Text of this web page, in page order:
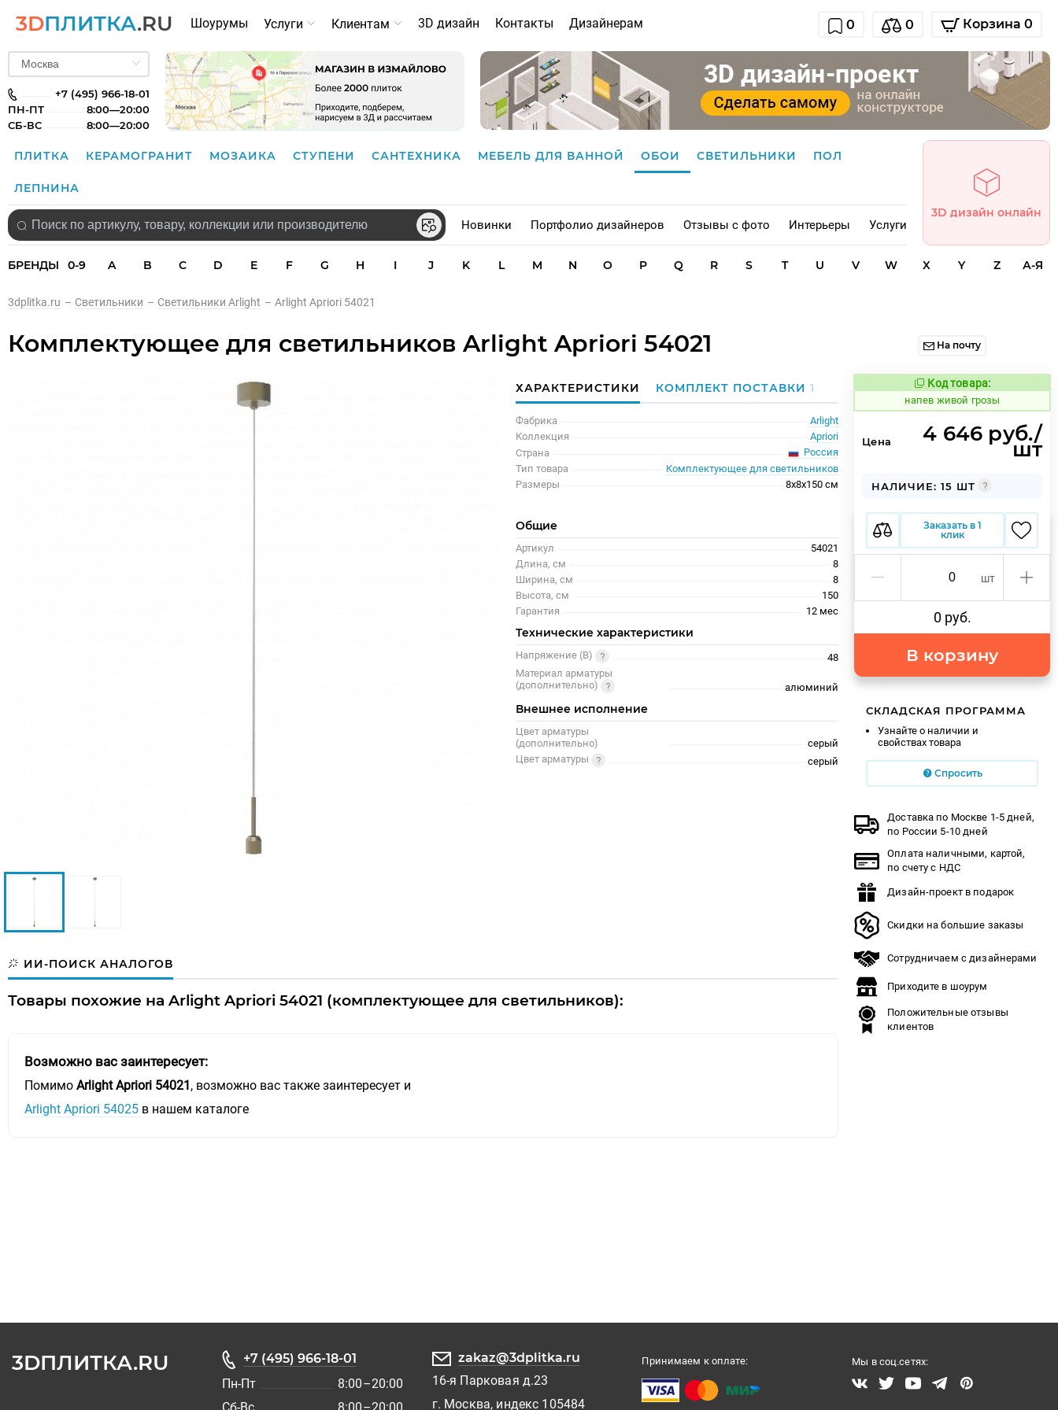
3DПЛИТКА.RU Шоурумы Услуги Клиентам 3D дизайн Контакты Дизайнерам 0 0 Корзина 0
+7 (495) 966-18-01
ПН-ПТ
8:00—20:00
СБ-ВС
8:00—20:00
ПЛИТКА КЕРАМОГРАНИТ МОЗАИКА СТУПЕНИ САНТЕХНИКА МЕБЕЛЬ ДЛЯ ВАННОЙ ОБОИ СВЕТИЛЬНИКИ ПОЛ
ЛЕПНИНА
Новинки Портфолио дизайнеров Отзывы с фото Интерьеры Услуги
3D дизайн онлайн
БРЕНДЫ 0-9 A B C D E F G H I J K L M N O P Q R S T U V W X Y Z А-Я
3dplitka.ru – Светильники – Светильники Arlight – Arlight Apriori 54021
Комплектующее для светильников Arlight Apriori 54021 На почту
ХАРАКТЕРИСТИКИ КОМПЛЕКТ ПОСТАВКИ1
Фабрика
Arlight
Коллекция
Apriori
Страна
Россия
Тип товара
Комплектующее для светильников
Размеры
8x8x150 см
Общие
Артикул
54021
Длина, см
8
Ширина, см
8
Высота, см
150
Гарантия
12 меc
Технические характеристики
Напряжение (В)
48
Материал арматуры
(дополнительно)
алюминий
Внешнее исполнение
Цвет арматуры
(дополнительно)
серый
Цвет арматуры
серый
ИИ-ПОИСК АНАЛОГОВ
Товары похожие на Arlight Apriori 54021 (комплектующее для светильников):
Возможно вас заинтересует:
Помимо Arlight Apriori 54021, возможно вас также заинтересует и
Arlight Apriori 54025 в нашем каталоге
Код товара:
1081519 Код товара:
напев живой грозы
Цена 4 646 руб./
шт
НАЛИЧИЕ: 15 ШТ
Заказать в 1
клик
шт
0 руб.
В корзину
СКЛАДСКАЯ ПРОГРАММА
Узнайте о наличии и
свойствах товара
Спросить
Доставка по Москве 1-5 дней,
по России 5-10 дней
Оплата наличными, картой,
по счету с НДС
Дизайн-проект в подарок
Скидки на большие заказы
Сотрудничаем с дизайнерами
Приходите в шоурум
Положительные отзывы
клиентов
3DПЛИТКА.RU
+7 (495) 966-18-01
Пн-Пт
8:00–20:00
zakaz@3dplitka.ru
16-я Парковая д.23
г. Москва, индекс 105484
Принимаем к оплате: Мы в соц.сетях: